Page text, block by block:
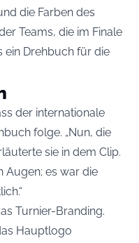
die Farben des
Teams, die im Finale
ein Drehbuch für die
der internationale
folge. „Nun, die
sie in dem Clip.
Augen; es war die
Turnier-Branding.
Hauptlogo